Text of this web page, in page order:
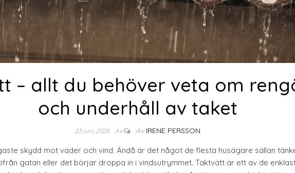
– allt du behöver veta om
och underhåll av taket
23 juni, 2026 Av Av IRENE PERSSON
skydd mot väder och vind. Ändå är det något de flesta husägare sällan
gatan eller det börjar droppa in i vindsutrymmet. Taktvätt är ett av de